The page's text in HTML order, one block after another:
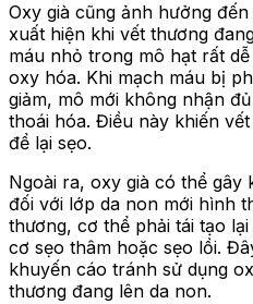
Oxy già cũng ảnh hưởng
xuất hiện khi vết thương
máu nhỏ trong mô hạt rất
oxy hóa. Khi mạch máu bị
giảm, mô mới không nhận
thoái hóa. Điều này khiến
để lại sẹo.
Ngoài ra, oxy già có thể
đối với lớp da non mới hình
thương, cơ thể phải tái tạo
cơ sẹo thâm hoặc sẹo lồi.
khuyến cáo tránh sử dụng
thương đang lên da non.